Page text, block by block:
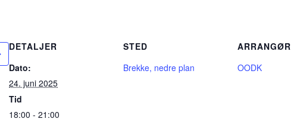
DETALJER
Dato:
24. juni 2025
Tid
18:00 - 21:00
STED
Brekke, nedre plan
ARRANGØR
OODK